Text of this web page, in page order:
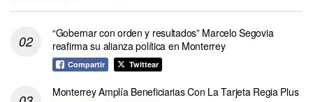
“Gobernar con orden y resultados” Marcelo Segovia
reafirma su alianza política en Monterrey
Compartir Twittear
Monterrey Amplía Beneficiarias Con La Tarjeta Regia Plus